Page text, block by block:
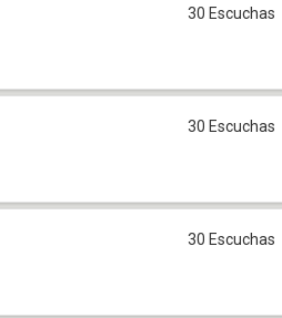
30 Escuchas
30 Escuchas
30 Escuchas